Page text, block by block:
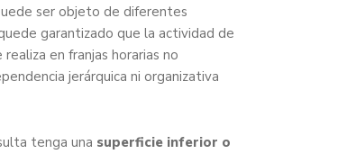
ser objeto de diferentes
garantizado que la actividad de
en franjas horarias no
jerárquica ni organizativa
tenga una superficie inferior o